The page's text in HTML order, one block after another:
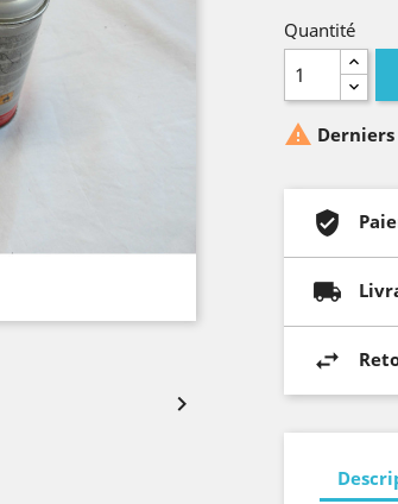

Quantité
